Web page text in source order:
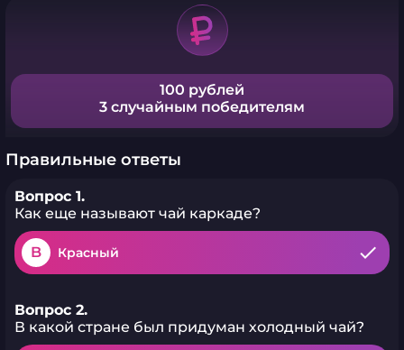
100 рублей
3 случайным победителям
Правильные ответы
Вопрос 1.
Как еще называют чай каркаде?
B Красный
Вопрос 2.
В какой стране был придуман холодный чай?